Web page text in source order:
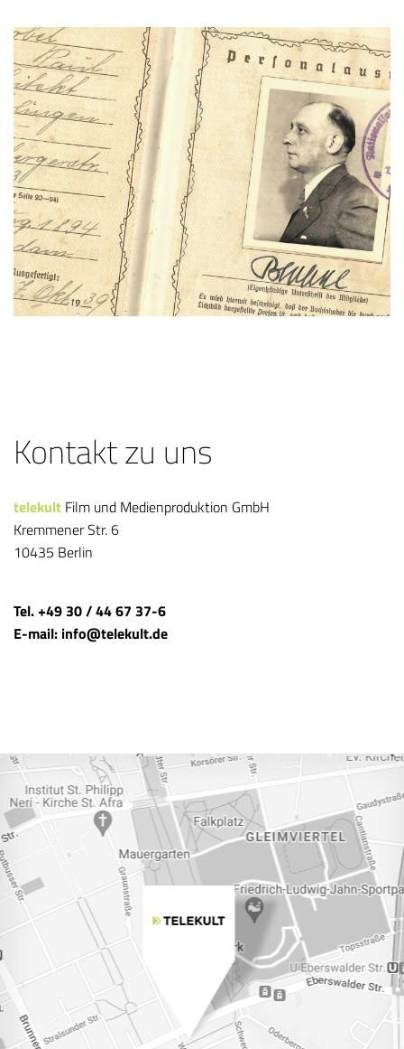
Kontakt zu uns
telekult Film und Medienproduktion GmbH
Kremmener Str. 6
10435 Berlin
Tel. +49 30 / 44 67 37-6
E-mail: info@telekult.de